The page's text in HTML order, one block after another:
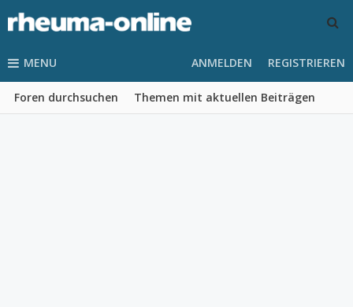
MENU
Foren durchsuchen Themen mit aktuellen Beiträgen
ANMELDEN REGISTRIEREN